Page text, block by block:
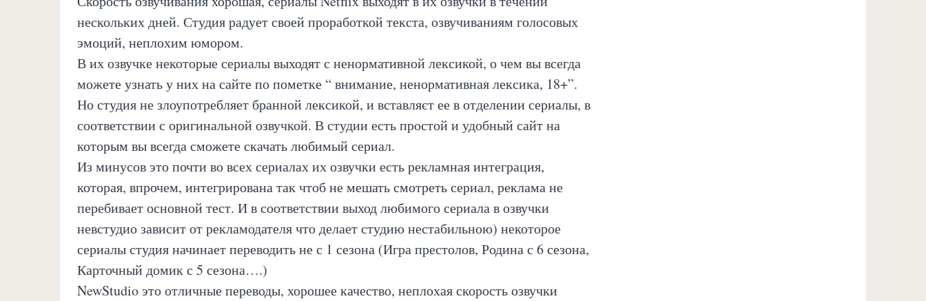
нескольких дней. Студия радует своей проработкой текста, озвучиваниям голосовых
эмоций, неплохим юмором.
В их озвучке некоторые сериалы выходят с ненормативной лексикой, о чем вы всегда
можете узнать у них на сайте по пометке “ внимание, ненормативная лексика, 18+”.
Но студия не злоупотребляет бранной лексикой, и вставляєт ее в отделении сериалы, в
соответствии с оригинальной озвучкой. В студии есть простой и удобный сайт на
которым вы всегда сможете скачать любимый сериал.
Из минусов это почти во всех сериалах их озвучки есть рекламная интеграция,
которая, впрочем, интегрирована так чтоб не мешать смотреть сериал, реклама не
перебивает основной тест. И в соответствии выход любимого сериала в озвучки
невстудио зависит от рекламодателя что делает студию нестабильною) некоторое
сериалы студия начинает переводить не с 1 сезона (Игра престолов, Родина с 6 сезона,
Карточный домик с 5 сезона….)
NewStudio это отличные переводы, хорошее качество, неплохая скорость озвучки